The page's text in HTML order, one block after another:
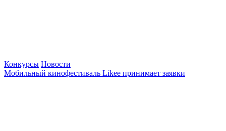
Конкурсы Новости
Мобильный кинофестиваль Likee принимает заявки